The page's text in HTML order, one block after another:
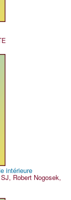
intérieure
Robert Nogosek,